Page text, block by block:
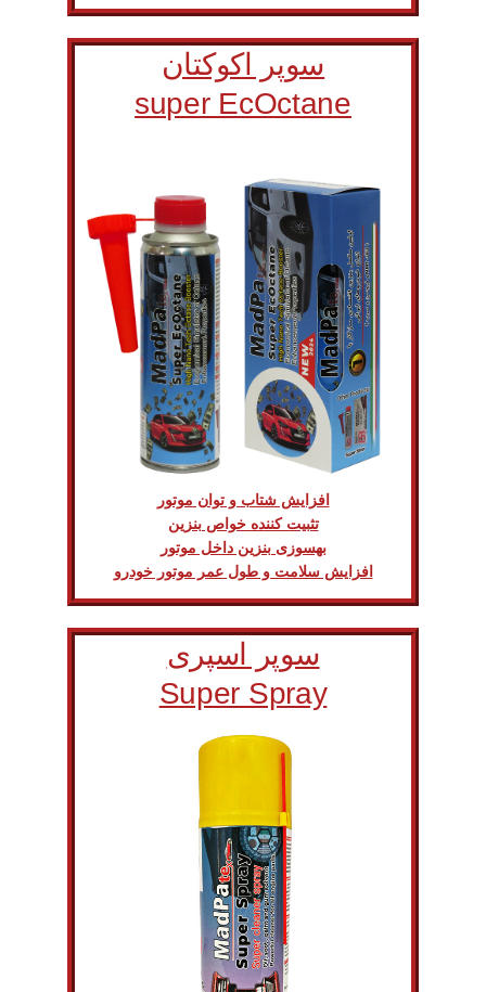
سوپر اکوکتان
super EcOctane
افزایش شتاب و توان موتور
تثبیت کننده خواص بنزین
بهسوزی بنزین داخل موتور
افزایش سلامت و طول عمر موتور خودرو
سوپر اسپری
Super Spray